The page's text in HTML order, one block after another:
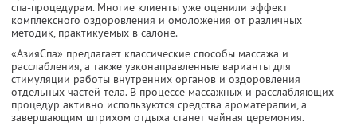
спа-процедурам. Многие клиенты уже оценили эффект
комплексного оздоровления и омоложения от различных
методик, практикуемых в салоне.
«АзияСпа» предлагает классические способы массажа и
расслабления, а также узконаправленные варианты для
стимуляции работы внутренних органов и оздоровления
отдельных частей тела. В процессе массажных и расслабляющих
процедур активно используются средства ароматерапии, а
завершающим штрихом отдыха станет чайная церемония.